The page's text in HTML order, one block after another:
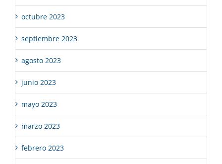
octubre 2023
septiembre 2023
agosto 2023
junio 2023
mayo 2023
marzo 2023
febrero 2023